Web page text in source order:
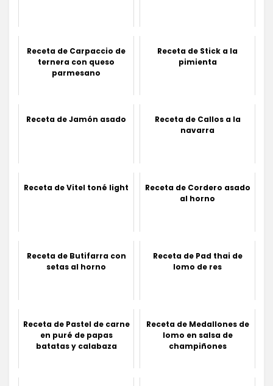
Receta de Carpaccio de
ternera con queso
parmesano
Receta de Stick a la
pimienta
Receta de Jamón asado
Receta de Callos a la
navarra
Receta de Vitel toné light
Receta de Cordero asado
al horno
Receta de Butifarra con
setas al horno
Receta de Pad thai de
lomo de res
Receta de Pastel de carne
en puré de papas
batatas y calabaza
Receta de Medallones de
lomo en salsa de
champiñones